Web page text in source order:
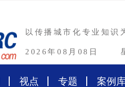
以传播城市化专业知识
2026年08月08日
视点 专题 案例